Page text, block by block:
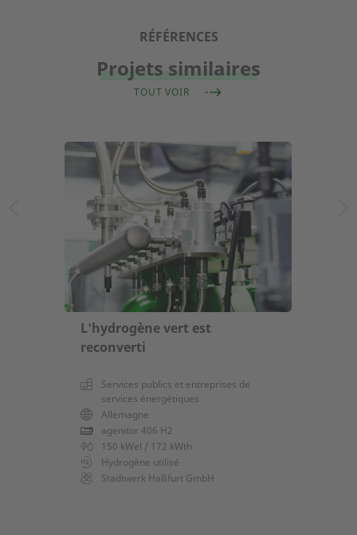
RÉFÉRENCES
Projets similaires
TOUT VOIR
L'hydrogène vert est
reconverti
Services publics et entreprises de
services énergétiques
Allemagne
agenitor 406 H2
150 kWel / 172 kWth
Hydrogène utilisé
Stadtwerk Haßfurt GmbH